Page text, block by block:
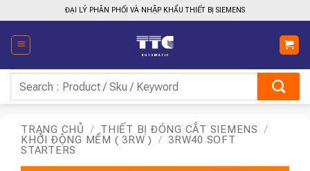
qua
nội
dung
ĐẠI LÝ PHÂN PHỐI VÀ NHẬP KHẨU THIẾT BỊ SIEMENS
kiếm:
TRANG CHỦ / THIẾT BỊ ĐÓNG CẮT SIEMENS
/
KHỞI ĐỘNG MỀM ( 3RW )
/ 3RW40 SOFT
STARTERS